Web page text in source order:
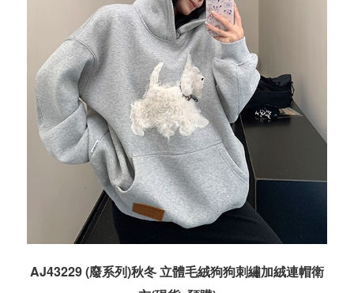
AJ43229 (廢系列)秋冬 立體毛絨狗狗刺繡加絨連帽衛